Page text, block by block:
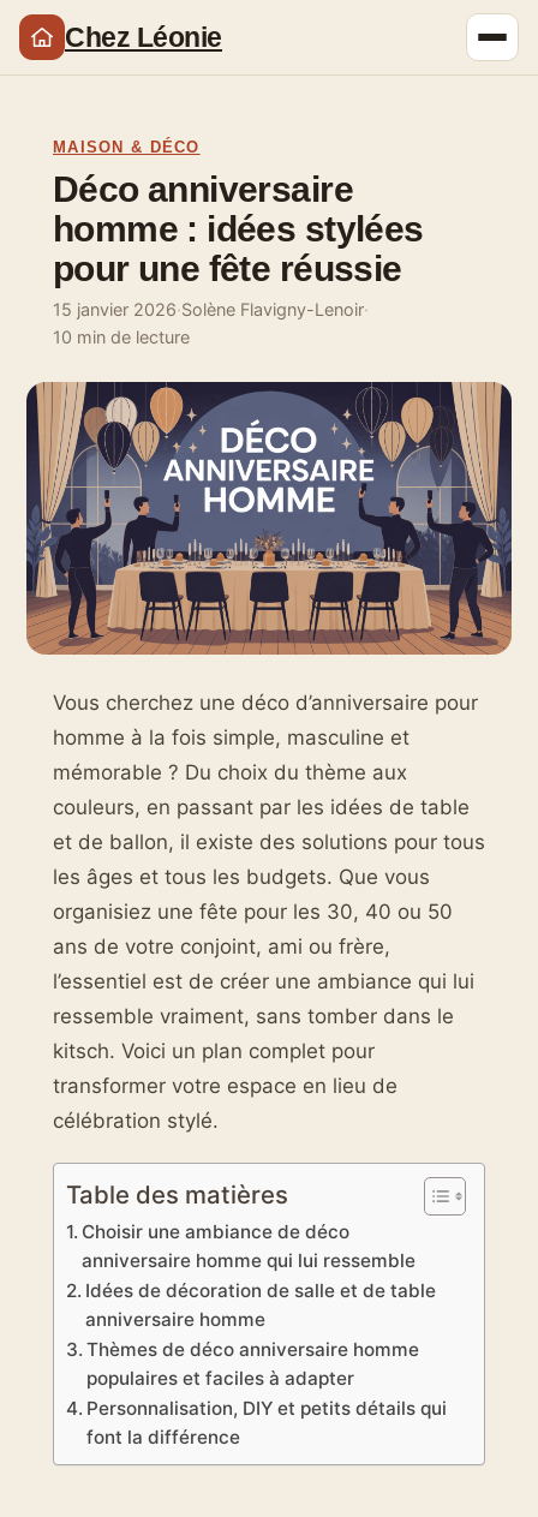
Chez Léonie
MAISON & DÉCO
Déco anniversaire
homme : idées stylées
pour une fête réussie
15 janvier 2026·Solène Flavigny-Lenoir·
10 min de lecture
Vous cherchez une déco d’anniversaire pour
homme à la fois simple, masculine et
mémorable ? Du choix du thème aux
couleurs, en passant par les idées de table
et de ballon, il existe des solutions pour tous
les âges et tous les budgets. Que vous
organisiez une fête pour les 30, 40 ou 50
ans de votre conjoint, ami ou frère,
l’essentiel est de créer une ambiance qui lui
ressemble vraiment, sans tomber dans le
kitsch. Voici un plan complet pour
transformer votre espace en lieu de
célébration stylé.
Table des matières
Choisir une ambiance de déco
anniversaire homme qui lui ressemble
Idées de décoration de salle et de table
anniversaire homme
Thèmes de déco anniversaire homme
populaires et faciles à adapter
Personnalisation, DIY et petits détails qui
font la différence